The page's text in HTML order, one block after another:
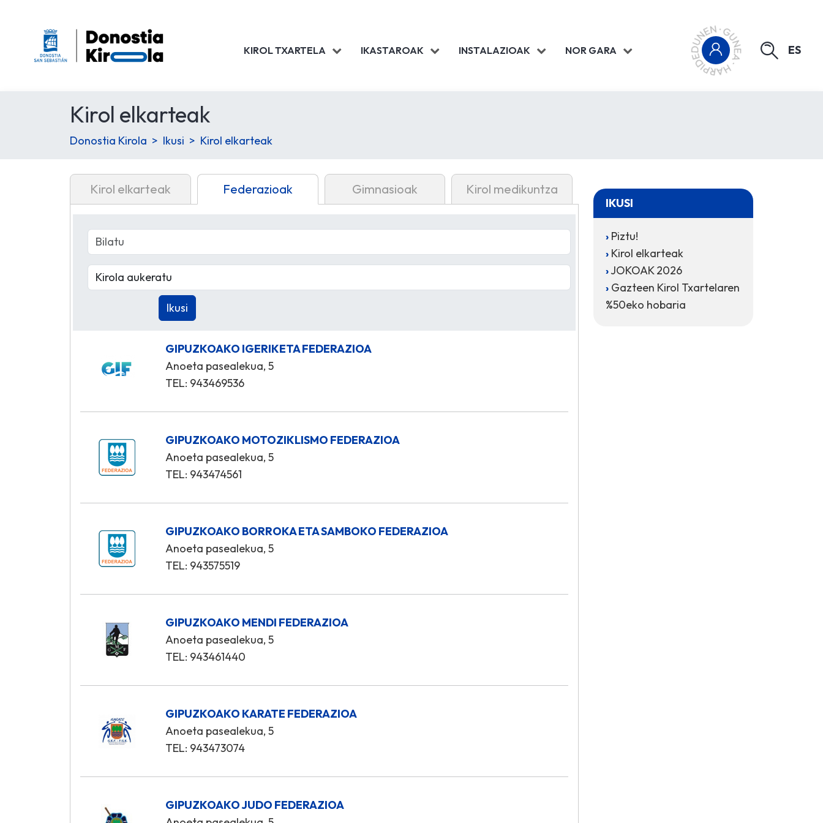
KIROL TXARTELA IKASTAROAK INSTALAZIOAK NOR GARA ES
Kirol elkarteak
Donostia Kirola Ikusi Kirol elkarteak
Kirol elkarteak Federazioak Gimnasioak Kirol medikuntza
GIPUZKOAKO IGERIKETA FEDERAZIOA
Anoeta pasealekua, 5
TEL: 943469536
GIPUZKOAKO MOTOZIKLISMO FEDERAZIOA
Anoeta pasealekua, 5
TEL: 943474561
GIPUZKOAKO BORROKA ETA SAMBOKO FEDERAZIOA
Anoeta pasealekua, 5
TEL: 943575519
GIPUZKOAKO MENDI FEDERAZIOA
Anoeta pasealekua, 5
TEL: 943461440
GIPUZKOAKO KARATE FEDERAZIOA
Anoeta pasealekua, 5
TEL: 943473074
GIPUZKOAKO JUDO FEDERAZIOA
IKUSI
Piztu!
Kirol elkarteak
JOKOAK 2026
Gazteen Kirol Txartelaren
%50eko hobaria